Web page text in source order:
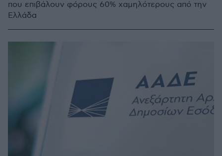
που επιβάλουν φόρους 60% χαμηλότερους από την
Ελλάδα